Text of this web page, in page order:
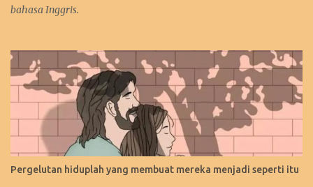
bahasa Inggris.
Pergelutan hiduplah yang membuat mereka menjadi seperti itu